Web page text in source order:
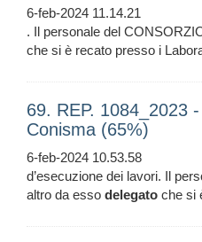
6-feb-2024 11.14.21
. Il personale del
che si è recato presso i
69. REP. 1084_2023
Conisma (65%)
6-feb-2024 10.53.58
d’esecuzione dei lavori. Il
altro da esso delegato che si